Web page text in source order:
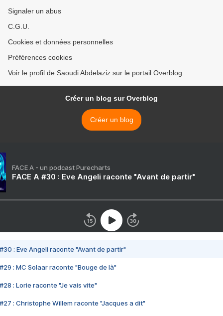
Signaler un abus
C.G.U.
Cookies et données personnelles
Préférences cookies
Voir le profil de Saoudi Abdelaziz sur le portail Overblog
Créer un blog sur Overblog
Créer un blog
FACE A - un podcast Purecharts
FACE A #30 : Eve Angeli raconte "Avant de partir"
#30 : Eve Angeli raconte "Avant de partir"
#29 : MC Solaar raconte "Bouge de là"
#28 : Lorie raconte "Je vais vite"
#27 : Christophe Willem raconte "Jacques a dit"